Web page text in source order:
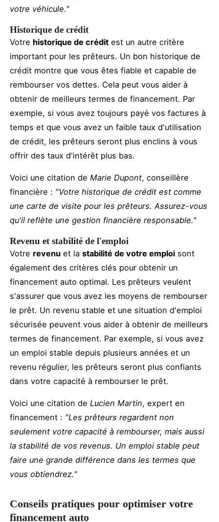
votre véhicule."
Historique de crédit
Votre historique de crédit est un autre critère
important pour les prêteurs. Un bon historique de
crédit montre que vous êtes fiable et capable de
rembourser vos dettes. Cela peut vous aider à
obtenir de meilleurs termes de financement. Par
exemple, si vous avez toujours payé vos factures à
temps et que vous avez un faible taux d'utilisation
de crédit, les prêteurs seront plus enclins à vous
offrir des taux d'intérêt plus bas.
Voici une citation de Marie Dupont, conseillère
financière : "Votre historique de crédit est comme
une carte de visite pour les prêteurs. Assurez-vous
qu'il reflète une gestion financière responsable."
Revenu et stabilité de l'emploi
Votre revenu et la stabilité de votre emploi sont
également des critères clés pour obtenir un
financement auto optimal. Les prêteurs veulent
s'assurer que vous avez les moyens de rembourser
le prêt. Un revenu stable et une situation d'emploi
sécurisée peuvent vous aider à obtenir de meilleurs
termes de financement. Par exemple, si vous avez
un emploi stable depuis plusieurs années et un
revenu régulier, les prêteurs seront plus confiants
dans votre capacité à rembourser le prêt.
Voici une citation de Lucien Martin, expert en
financement : "Les prêteurs regardent non
seulement votre capacité à rembourser, mais aussi
la stabilité de vos revenus. Un emploi stable peut
faire une grande différence dans les termes que
vous obtiendrez."
Conseils pratiques pour optimiser votre
financement auto